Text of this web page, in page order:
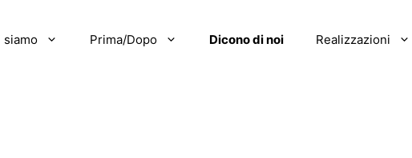
siamo Prima/Dopo Dicono di noi Realizzazioni